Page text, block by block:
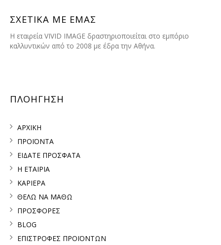
ΣΧΕΤΙΚΑ ΜΕ ΕΜΑΣ
H εταιρεία VIVID IMAGE δραστηριοποιείται στο εμπόριο
καλλυντικών από το 2008 με έδρα την Αθήνα.
ΠΛΟΗΓΗΣΗ
ΑΡΧΙΚΗ
ΠΡΟΪΟΝΤΑ
ΕΙΔΑΤΕ ΠΡΟΣΦΑΤΑ
Η ΕΤΑΙΡΙΑ
ΚΑΡΙΕΡΑ
ΘΕΛΩ ΝΑ ΜΑΘΩ
ΠΡΟΣΦΟΡΕΣ
BLOG
ΕΠΙΣΤΡΟΦΕΣ ΠΡΟΪΟΝΤΩΝ